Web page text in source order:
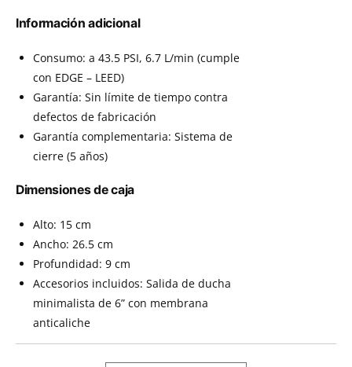
Información adicional
Consumo: a 43.5 PSI, 6.7 L/min (cumple
con EDGE – LEED)
Garantía: Sin límite de tiempo contra
defectos de fabricación
Garantía complementaria: Sistema de
cierre (5 años)
Dimensiones de caja
Alto: 15 cm
Ancho: 26.5 cm
Profundidad: 9 cm
Accesorios incluidos: Salida de ducha
minimalista de 6” con membrana
anticaliche